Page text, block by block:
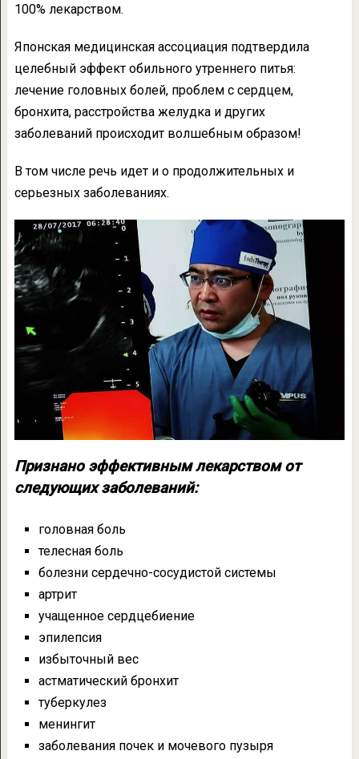
100% лекарством.
Японская медицинская ассоциация подтвердила
целебный эффект обильного утреннего питья:
лечение головных болей, проблем с сердцем,
бронхита, расстройства желудка и других
заболеваний происходит волшебным образом!
В том числе речь идет и о продолжительных и
серьезных заболеваниях.
Признано эффективным лекарством от
следующих заболеваний:
головная боль
телесная боль
болезни сердечно-сосудистой системы
артрит
учащенное сердцебиение
эпилепсия
избыточный вес
астматический бронхит
туберкулез
менингит
заболевания почек и мочевого пузыря